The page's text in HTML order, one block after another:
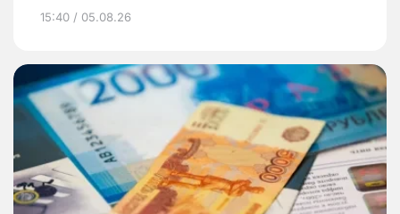
15:40 / 05.08.26